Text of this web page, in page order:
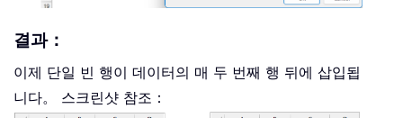
결과：
이제 단일 빈 행이 데이터의 매 두 번째 행 뒤에 삽입됩
니다。 스크린샷 참조：